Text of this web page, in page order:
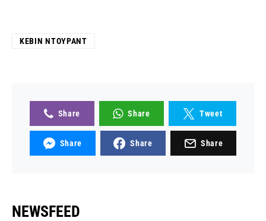
ΚΈΒΙΝ ΝΤΟΥΡΆΝΤ
Share Share Tweet
Share Share Share
NEWSFEED